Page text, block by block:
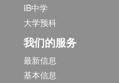
IB中学
大学预科
我们的服务
最新信息
基本信息